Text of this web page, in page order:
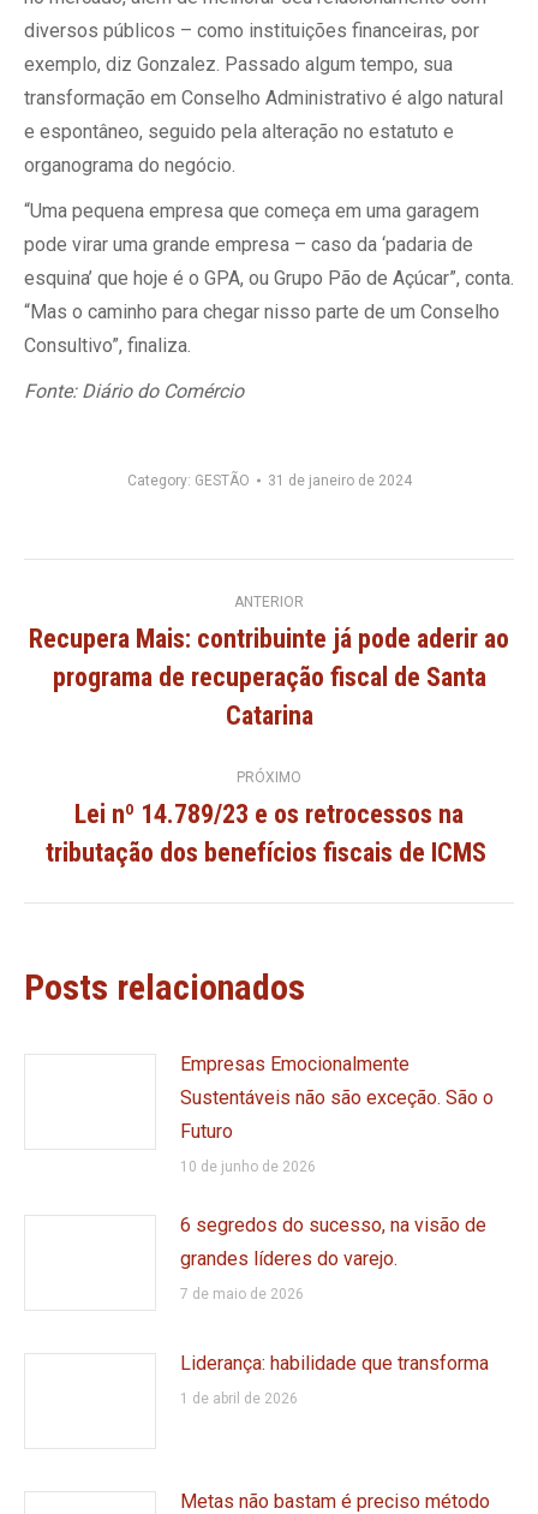
diversos públicos – como instituições financeiras, por
exemplo, diz Gonzalez. Passado algum tempo, sua
transformação em Conselho Administrativo é algo natural
e espontâneo, seguido pela alteração no estatuto e
organograma do negócio.
“Uma pequena empresa que começa em uma garagem
pode virar uma grande empresa – caso da ‘padaria de
esquina’ que hoje é o GPA, ou Grupo Pão de Açúcar”, conta.
“Mas o caminho para chegar nisso parte de um Conselho
Consultivo”, finaliza.
Fonte: Diário do Comércio
Category: GESTÃO 31 de janeiro de 2024
Navegação
de
ANTERIOR
Post
anterior:
Recupera Mais: contribuinte já pode aderir ao
programa de recuperação fiscal de Santa
Catarina
PRÓXIMO
post:
Lei nº 14.789/23 e os retrocessos na
tributação dos benefícios fiscais de ICMS
Posts relacionados
Empresas Emocionalmente
Sustentáveis não são exceção. São o
Futuro
10 de junho de 2026
6 segredos do sucesso, na visão de
grandes líderes do varejo.
7 de maio de 2026
Liderança: habilidade que transforma
1 de abril de 2026
Metas não bastam é preciso método